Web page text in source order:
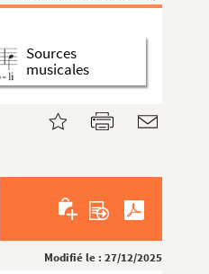
Sources
musicales
Modifié le : 27/12/2025